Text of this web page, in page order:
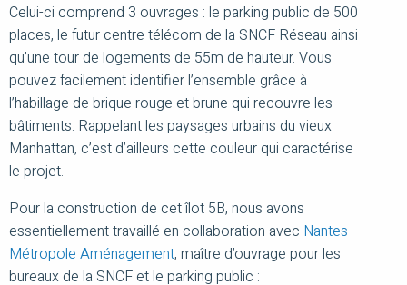
Celui-ci comprend 3 ouvrages : le parking public de 500
places, le futur centre télécom de la SNCF Réseau ainsi
qu’une tour de logements de 55m de hauteur. Vous
pouvez facilement identifier l’ensemble grâce à
l’habillage de brique rouge et brune qui recouvre les
bâtiments. Rappelant les paysages urbains du vieux
Manhattan, c’est d’ailleurs cette couleur qui caractérise
le projet.
Pour la construction de cet îlot 5B, nous avons
essentiellement travaillé en collaboration avec Nantes
Métropole Aménagement, maître d’ouvrage pour les
bureaux de la SNCF et le parking public :